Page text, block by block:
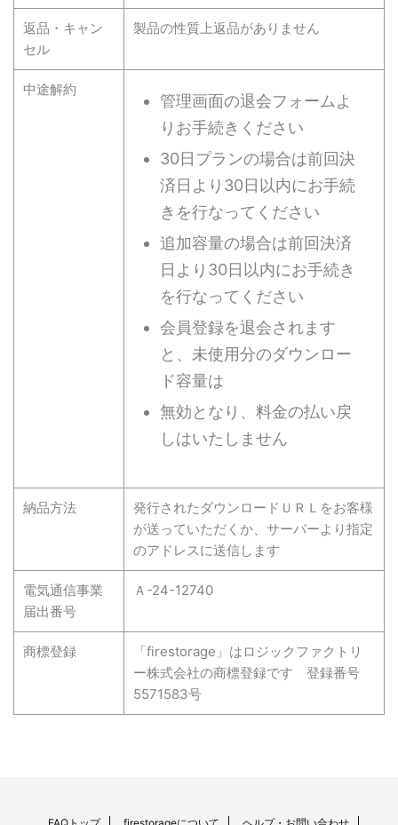
返品・キャン
セル
製品の性質上返品がありません
中途解約
管理画面の退会フォームよ
りお手続きください
30日プランの場合は前回決
済日より30日以内にお手続
きを行なってください
追加容量の場合は前回決済
日より30日以内にお手続き
を行なってください
会員登録を退会されます
と、未使用分のダウンロー
ド容量は
無効となり、料金の払い戻
しはいたしません
納品方法
発行されたダウンロードＵＲＬをお客様
が送っていただくか、サーバーより指定
のアドレスに送信します
電気通信事業
届出番号
Ａ-24-12740
商標登録
「firestorage」はロジックファクトリ
ー株式会社の商標登録です 登録番号
5571583号